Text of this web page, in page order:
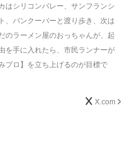
はシリコンバレー、サンフランシ
、バンクーバーと渡り歩き、次は
のラーメン屋のおっちゃんが、起
を手に入れたら、市民ランナーが
プロ】を立ち上げるのが目標で
X.com